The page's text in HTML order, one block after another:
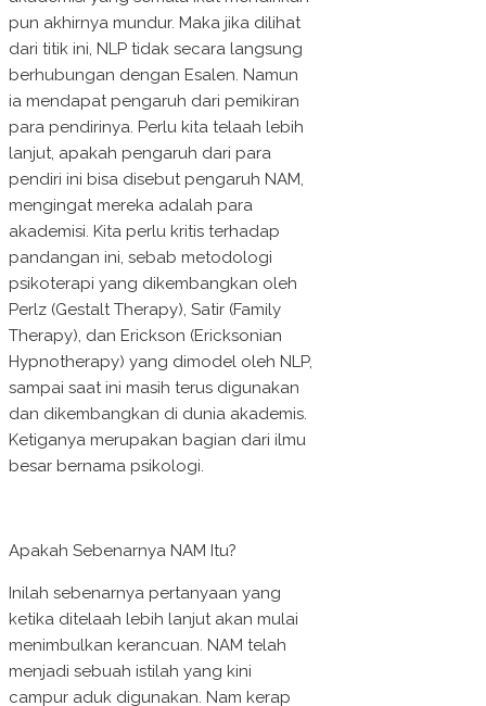
pun akhirnya mundur. Maka jika dilihat
dari titik ini, NLP tidak secara langsung
berhubungan dengan Esalen. Namun
ia mendapat pengaruh dari pemikiran
para pendirinya. Perlu kita telaah lebih
lanjut, apakah pengaruh dari para
pendiri ini bisa disebut pengaruh NAM,
mengingat mereka adalah para
akademisi. Kita perlu kritis terhadap
pandangan ini, sebab metodologi
psikoterapi yang dikembangkan oleh
Perlz (Gestalt Therapy), Satir (Family
Therapy), dan Erickson (Ericksonian
Hypnotherapy) yang dimodel oleh NLP,
sampai saat ini masih terus digunakan
dan dikembangkan di dunia akademis.
Ketiganya merupakan bagian dari ilmu
besar bernama psikologi.
Apakah Sebenarnya NAM Itu?
Inilah sebenarnya pertanyaan yang
ketika ditelaah lebih lanjut akan mulai
menimbulkan kerancuan. NAM telah
menjadi sebuah istilah yang kini
campur aduk digunakan. Nam kerap